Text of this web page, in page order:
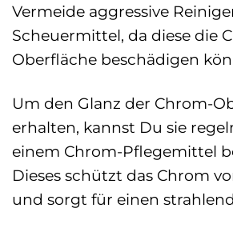
Vermeide aggressive
Scheuermittel, da diese die
Oberfläche beschädigen
Um den Glanz der Chrom-
erhalten, kannst Du sie
einem Chrom-Pflegemittel
Dieses schützt das Chrom
und sorgt für einen